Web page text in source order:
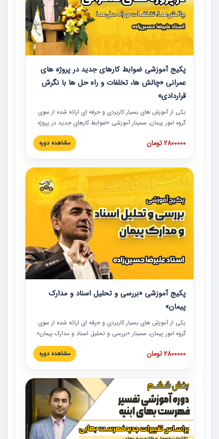
پکیج آموزشی ضوابط کارهای جدید در پروژه های
عمرانی «چالش ها، تخلفات و راه حل ها با نگرش
قراردادی»
یکی از آموزش‏‏‏‏‏‏ های بسیار کاربردی و حرفه‏ ای ارائه شده از سوی
گروه امور پیمان، سمینار آموزشی «ضوابط کارهای جدید در پروژه
های عمرانی» چالش ها، تخلفات و راه حل ها با نگرش قراردادی
است که در محل سندیکای شرکت های ساختمانی کشور ارائه شد.
مدارک پیمان به همراه تجربیات عملی ارائه شده است.
2800000 تومان مشاهده دوره
پکیج آموزشی «بررسی و تحلیل اسناد و مدارک
پیمان»
یکی از آموزش‏‏‏‏‏‏ های بسیار کاربردی و حرفه‏ ای ارائه شده از سوی
گروه امور پیمان، سمینار «بررسی و تحلیل اسناد و مدارک پیمان»
است که در دانشگاه صنعتی شریف ارائه شد. در این آموزش
نکات کلیدی مربوط به اسناد و مدارک پیمان، اولویت بندی اسناد
پیمان به همراه تجربیات عملی در این خصوص ارائه شده است.
2800000 تومان مشاهده دوره